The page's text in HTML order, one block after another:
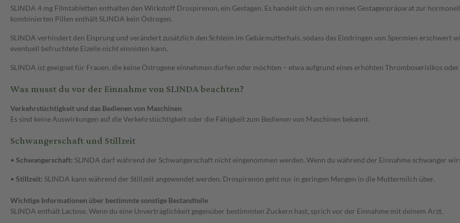
SLINDA 4 mg Filmtabletten enthalten den Wirkstoff Drospirenon, ein Gestagen. Es handelt sich um ein reines Gestagenpräparat zur
kombinierten Pillen enthält SLINDA kein Östrogen.
SLINDA verhindert den Eisprung und verändert zusätzlich den Schleim im Gebärmutterhals, sodass das Eindringen von Spermien
eventuell befruchtete Eizelle nicht einnisten kann.
SLINDA ist geeignet für Frauen, die keine Östrogene einnehmen dürfen oder möchten – etwa aufgrund eines erhöhten Thromboserisikos
Was musst du vor der Einnahme von SLINDA beachten?
Verkehrstüchtigkeit und das Bedienen von Maschinen
Es sind keine Auswirkungen auf die Verkehrstüchtigkeit oder die Fähigkeit zum Bedienen von Maschinen bekannt.
Schwangerschaft und Stillzeit
• Schwangerschaft: SLINDA darf während der Schwangerschaft nicht eingenommen werden. Wenn du während der Einnahme schwanger
• Stillzeit: SLINDA kann während der Stillzeit angewendet werden. Drospirenon geht nur in geringen Mengen in die Muttermilch über.
Wichtige Informationen über bestimmte sonstige Bestandteile
SLINDA enthält Lactose. Wenn du eine Unverträglichkeit gegenüber bestimmten Zuckern hast, sprich vor der Einnahme mit deinem Arzt.